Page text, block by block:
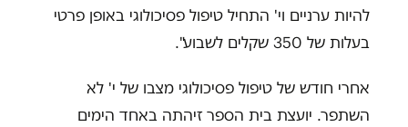
להיות ערניים וי' התחיל טיפול פסיכולוגי באופן פרטי
בעלות של 350 שקלים לשבוע".
אחרי חודש של טיפול פסיכולוגי מצבו של י' לא
השתפר. יועצת בית הספר זיהתה באחד הימים